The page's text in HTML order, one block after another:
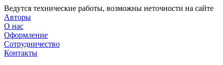
Ведутся технические работы, возможны неточности на сайте
Авторы
О нас
Оформление
Сотрудничество
Контакты